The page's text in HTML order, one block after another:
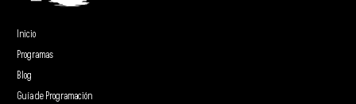
Inicio
Programas
Blog
Guía de Programación